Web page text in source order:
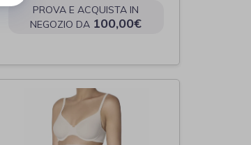
PROVA E ACQUISTA IN
NEGOZIO DA 100,00€